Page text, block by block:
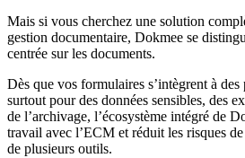
Mais si vous cherchez une solution
gestion documentaire, Dokmee se
centrée sur les documents.
Dès que vos formulaires s’intègrent à
surtout pour des données sensibles, des
de l’archivage, l’écosystème intégré de
travail avec l’ECM et réduit les risques
de plusieurs outils.